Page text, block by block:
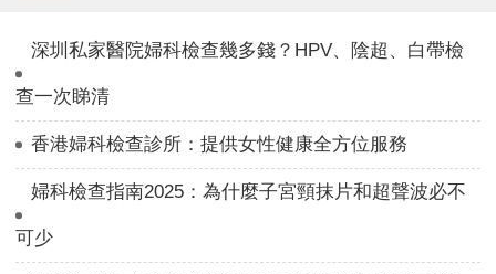
深圳私家醫院婦科檢查幾多錢？HPV、陰超、白帶檢
查一次睇清
香港婦科檢查診所：提供女性健康全方位服務
婦科檢查指南2025：為什麼子宮頸抹片和超聲波必不
可少